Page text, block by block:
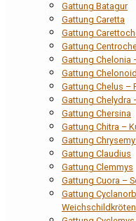
Gattung Batagur
Gattung Caretta
Gattung
Gattung
Gattung Chelonia
Gattung
Gattung Chelus –
Gattung Chelydra
Gattung Chersina
Gattung Chitra –
Gattung
Gattung Claudius
Gattung Clemmys
Gattung Cuora –
Gattung
Weichschildkröten